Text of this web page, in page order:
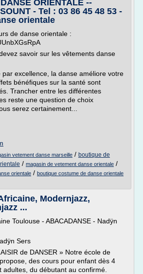
ORIENTALE --
- Tel : 03 86 45 48 53 -
orientale
de danse orientale :
savoir sur les vêtements danse
par excellence, la danse améliore votre
bénéfiques sur la santé sont
Trancher entre les différentes
reste une question de choix
serez certainement...
vetement danse marseille / boutique de
/ magasin de vetement danse orientale /
orientale / boutique costume de danse orientale
Modernjazz,
...
Toulouse - ABACADANSE - Nadÿn
Sers
de DANSER » Notre école de
des cours pour enfant dès 4
adultes, du débutant au confirmé.